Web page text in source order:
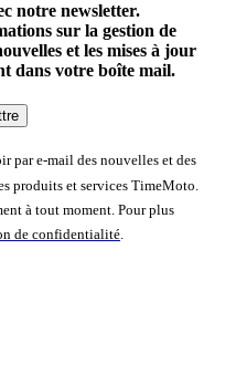
notre newsletter.
sur la gestion de
et les mises à jour
dans votre boîte mail.
par e-mail des nouvelles et des
produits et services TimeMoto.
à tout moment. Pour plus
de confidentialité.